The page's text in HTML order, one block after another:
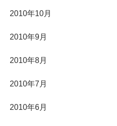
2010年10月
2010年9月
2010年8月
2010年7月
2010年6月